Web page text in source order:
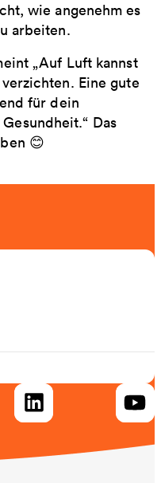
wie angenehm es
arbeiten.
„Auf Luft kannst
Eine gute
für dein
Das
😊